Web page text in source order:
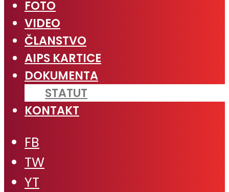
FOTO
VIDEO
ČLANSTVO
AIPS KARTICE
DOKUMENTA
STATUT
KONTAKT
FB
TW
YT